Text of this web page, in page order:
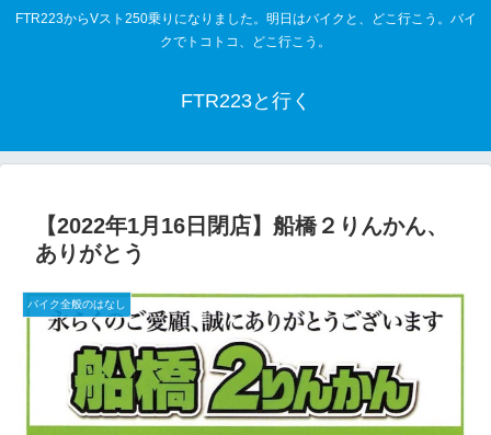
FTR223からVスト250乗りになりました。明日はバイクと、どこ行こう。バイ
クでトコトコ、どこ行こう。
FTR223と行く
【2022年1月16日閉店】船橋２りんかん、
ありがとう
バイク全般のはなし